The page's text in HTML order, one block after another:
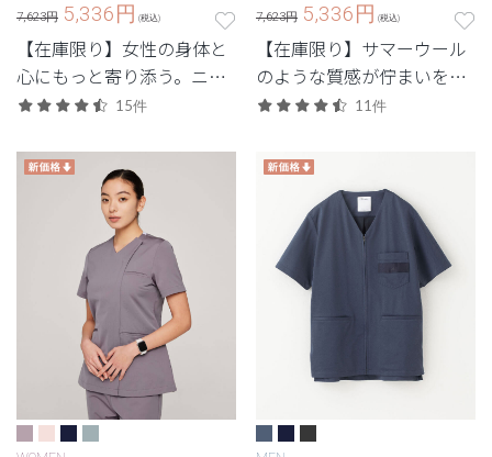
7,623円 5,336円 (税込)
【在庫限り】女性の身体と
心にもっと寄り添う。ニュ
アンスカラーを合わせたマ
やすく。
15件
7,623円 5,336円 (税込)
【在庫限り】サマーウール
のような質感が佇まいをス
マートに引き立てるTRO(ト
11件